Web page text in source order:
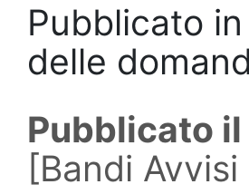
Pubblicato
delle
Pubblicato
[Bandi